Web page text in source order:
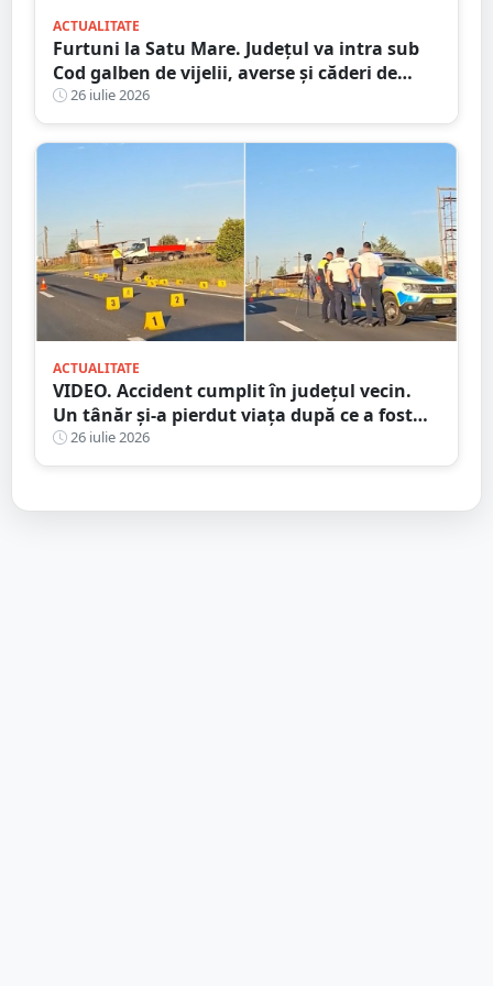
ACTUALITATE
Furtuni la Satu Mare. Județul va intra sub
Cod galben de vijelii, averse și căderi de
grindină
26 iulie 2026
ACTUALITATE
VIDEO. Accident cumplit în județul vecin.
Un tânăr și-a pierdut viața după ce a fost
lovit de camion
26 iulie 2026